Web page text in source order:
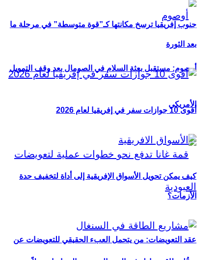
أوصوم: مستقبل بعثة السلام في الصومال بعد وقف التمويل
الأمريكي
عقد التعويضات: من يتحمل العبء الحقيقي للتعويضات عن
جنوب إفريقيا ترسخ مكانتها كـ”قوة متوسطة” في مرحلة ما
بعد الثورة
أقوى 10 جوازات سفر في إفريقيا لعام 2026
كيف يمكن تحويل الأسواق الإفريقية إلى أداة لتخفيف حدة
الأزمات؟